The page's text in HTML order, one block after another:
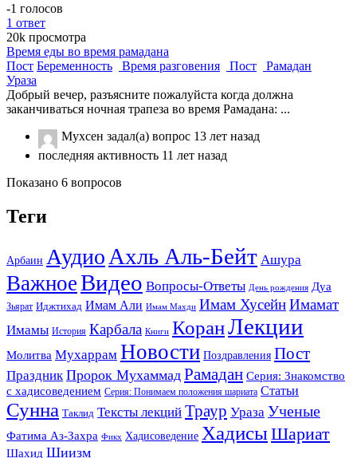
-1 голосов
1 ответ
20k просмотра
Время еды во время рамадана
Пост Беременность Время разговения Пост
Рамадан
Ураза
Добрый вечер, разъясните пожалуйста когда должна
заканчиваться ночная трапеза во время Рамадана: ...
Мухсен задал(а) вопрос 13 лет назад
последняя активность 11 лет назад
Показано 6 вопросов
Теги
Арбаин Аудио Ахль Аль-Бейт Ашура
ВажноеВидео Вопросы-Ответы День рождения Дуа
Зьярат Иджтихад Имам Али Имам Махди Имам ХусейнИмамат
Имамы История Карбала Книги КоранЛекции
Молитва Мухаррам Новости Поздравления Пост
Праздник Пророк Мухаммад Рамадан Серия: Знакомство
с хадисоведением Серия: Понимаем положения шариата Статьи
Сунна Таклид Тексты лекций Траур Ураза Ученые
Фатима Аз-Захра Фикх Хадисоведение ХадисыШариат
Шахид Шиизм